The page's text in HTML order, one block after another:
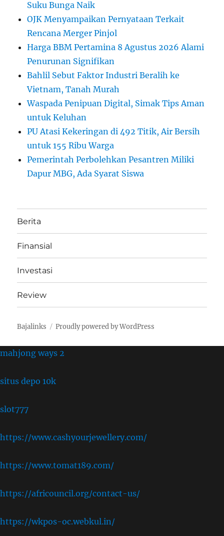
Suku Bunga Naik
OJK Menyampaikan Pernyataan Terkait
Rencana Merger Pinjol
Harga BBM Pertamina 8 Agustus 2026 Alami
Penurunan Signifikan
Bahlil Sebut Faktor Industri Beralih ke
Vietnam, Tanah Murah
Waspada Penipuan Digital, Simak Tips Aman
untuk Keluhan
PU Atasi Kekeringan di 492 Titik, Air Bersih
untuk 155 Ribu Warga
Pemerintah Perbolehkan Pesantren Miliki
Dapur MBG, Ada Syarat Siswa
Berita
Finansial
Investasi
Review
Bajalinks Proudly powered by WordPress
mahjong ways 2
situs depo 10k
slot777
https://www.cashyourjewellery.com/
https://www.tomat189.com/
https://africouncil.org/contact-us/
https://wkpos-oc.webkul.in/